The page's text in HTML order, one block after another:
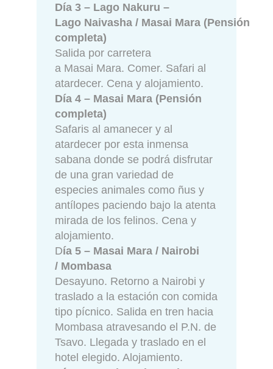
Día 3 – Lago Nakuru –
Lago Naivasha / Masai Mara (Pensión
completa)
Salida por carretera
a Masai Mara. Comer. Safari al
atardecer. Cena y alojamiento.
Día 4 – Masai Mara (Pensión
completa)
Safaris al amanecer y al
atardecer por esta inmensa
sabana donde se podrá disfrutar
de una gran variedad de
especies animales como ñus y
antílopes paciendo bajo la atenta
mirada de los felinos. Cena y
alojamiento.
Día 5 – Masai Mara / Nairobi
/ Mombasa
Desayuno. Retorno a Nairobi y
traslado a la estación con comida
tipo pícnico. Salida en tren hacia
Mombasa atravesando el P.N. de
Tsavo. Llegada y traslado en el
hotel elegido. Alojamiento.